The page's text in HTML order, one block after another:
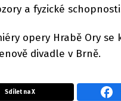
a fyzické
opery Hrabě Ory se
divadle v Brně.
Sdílet na X